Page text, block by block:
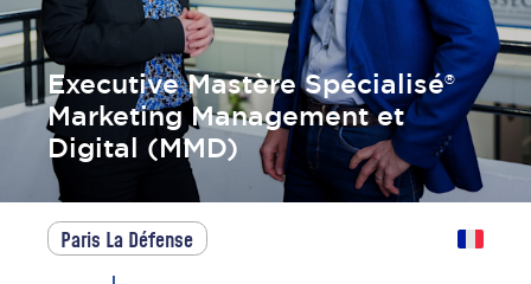
Executive Mastère Spécialisé®
Marketing Management et
Digital (MMD)
Paris La Défense